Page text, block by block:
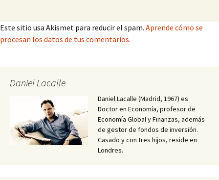
Este sitio usa Akismet para reducir el spam. Aprende cómo se
procesan los datos de tus comentarios.
Daniel Lacalle
Daniel Lacalle (Madrid, 1967) es
Doctor en Economía, profesor de
Economía Global y Finanzas, además
de gestor de fondos de inversión.
Casado y con tres hijos, reside en
Londres.